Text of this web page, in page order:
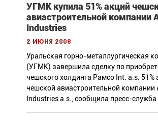
УГМК купила 51% акций
авиастроительной компании
Industries
2 июня 2008
Уральская горно-металлургическая
(УГМК) завершила сделку по
чешского холдинга Рамсо Int. a.s. 51%
чешской авиастроительной компании
Industries a.s., сообщила пресс-